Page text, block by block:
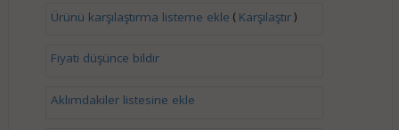
Ürünü karşılaştırma listeme ekle ( Karşılaştır)
Fiyatı düşünce bildir
Aklımdakiler listesine ekle